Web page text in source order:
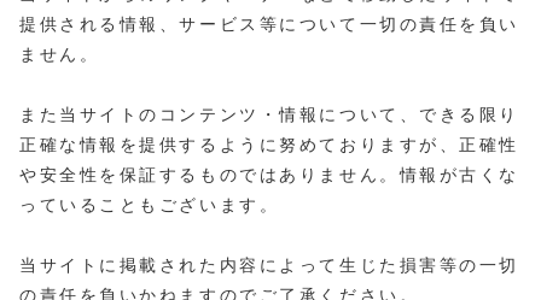
提供される情報、サービス等について一切の責任を負い
ません。
また当サイトのコンテンツ・情報について、できる限り
正確な情報を提供するように努めておりますが、正確性
や安全性を保証するものではありません。情報が古くな
っていることもございます。
当サイトに掲載された内容によって生じた損害等の一切
の責任を負いかねますのでご了承ください。